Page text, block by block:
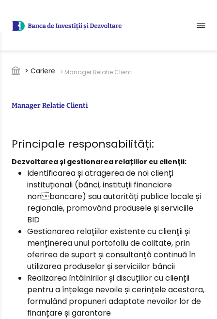
Breadcrumb
> Cariere > Manager Relatie Clienti
Manager Relatie Clienti
Principale responsabilități:
Dezvoltarea și gestionarea relațiilor cu clienții:
Identificarea și atragerea de noi clienți
instituționali (bănci, instituții financiare
nonbancare) sau autorități publice locale și
regionale, promovând produsele și serviciile
BID
Gestionarea relațiilor existente cu clienții și
menținerea unui portofoliu de calitate, prin
oferirea de suport și consultanță continuă în
utilizarea produselor și serviciilor băncii
Realizarea întâlnirilor și discuțiilor cu clienții
pentru a înțelege nevoile și cerințele acestora,
formulând propuneri adaptate nevoilor lor de
finanțare și garantare